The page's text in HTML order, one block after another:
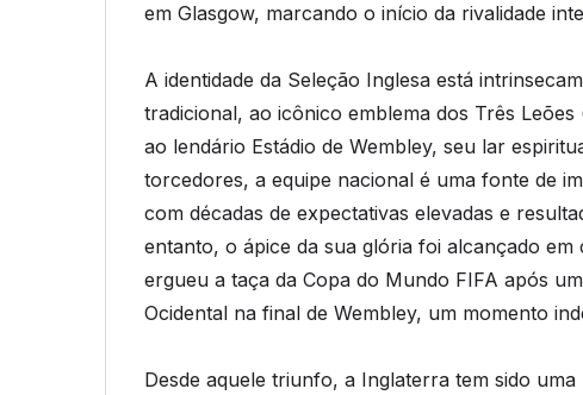
em Glasgow, marcando o início da rivalidade
A identidade da Seleção Inglesa está
tradicional, ao icônico emblema dos Três
ao lendário Estádio de Wembley, seu lar
torcedores, a equipe nacional é uma fonte de
com décadas de expectativas elevadas e
entanto, o ápice da sua glória foi alcançado
ergueu a taça da Copa do Mundo FIFA após
Ocidental na final de Wembley, um momento
Desde aquele triunfo, a Inglaterra tem sido